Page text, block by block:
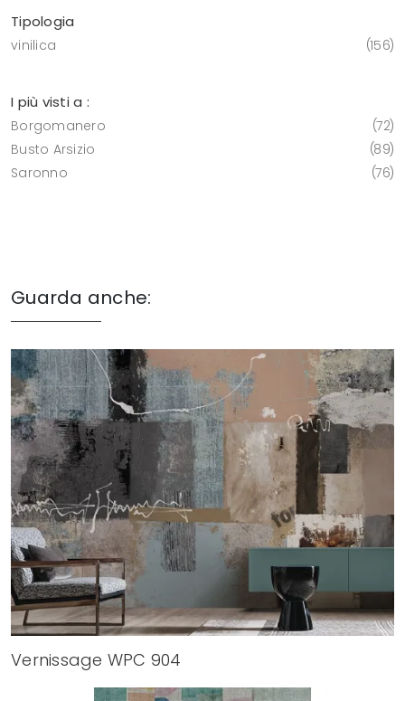
Tipologia
vinilica 156
I più visti a :
Borgomanero
72
Busto Arsizio
89
Saronno
76
Guarda anche:
Vernissage WPC 904